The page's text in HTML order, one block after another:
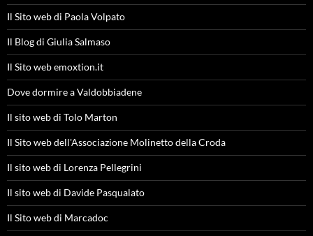
Il Sito web di Paola Volpato
Il Blog di Giulia Salmaso
Il Sito web emoxtion.it
Dove dormire a Valdobbiadene
Il sito web di Tolo Marton
Il Sito web dell'Associazione Molinetto della Croda
Il sito web di Lorenza Pellegrini
Il sito web di Davide Pasqualato
Il Sito web di Marcadoc